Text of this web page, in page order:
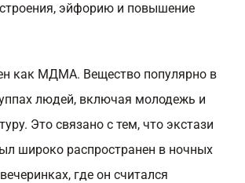
эйфорию и повышение
как МДМА. Вещество популярно в
людей, включая молодежь и
Это связано с тем, что экстази
широко распространен в ночных
где он считался